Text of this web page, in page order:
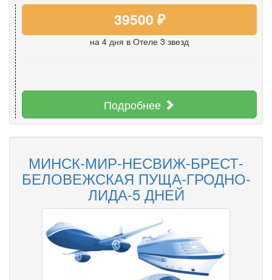
39500 ₽
на 4 дня в Отеле 3 звезд
Подробнее
МИНСК-МИР-НЕСВИЖ-БРЕСТ-
БЕЛОВЕЖСКАЯ ПУЩА-ГРОДНО-
ЛИДА-5 ДНЕЙ